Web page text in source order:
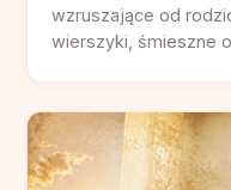
wzruszające od
wierszyki, śmieszne